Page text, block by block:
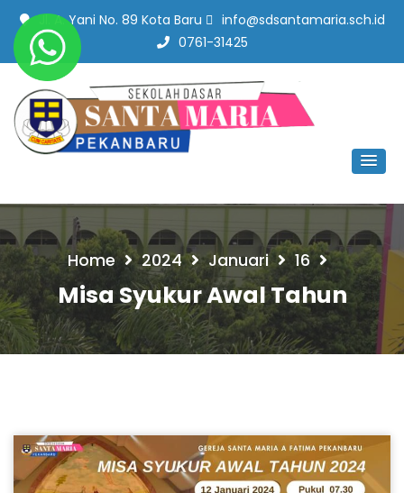
Jl. A. Yani No. 89 Kota Baru
info@sdsantamaria.sch.id
0761-31425
SD Santa Maria Pekanbaru
Home 2024 Januari 16
Misa Syukur Awal Tahun